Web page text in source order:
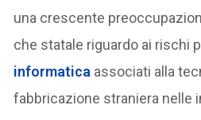
una crescente
che statale riguardo ai rischi
informatica associati alla
fabbricazione straniera nelle